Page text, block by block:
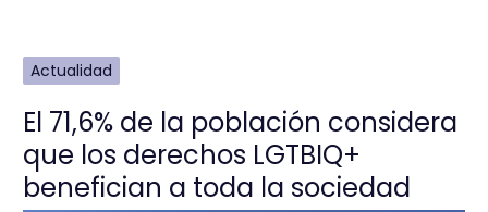
Actualidad
El 71,6% de la población considera
que los derechos LGTBIQ+
benefician a toda la sociedad